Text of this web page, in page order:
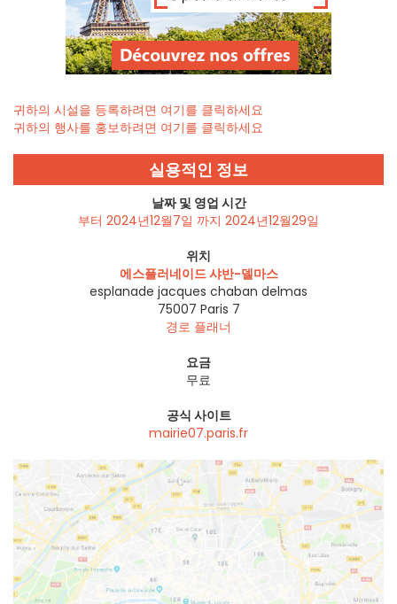
귀하의 시설을 등록하려면 여기를 클릭하세요
귀하의 행사를 홍보하려면 여기를 클릭하세요
실용적인 정보
날짜 및 영업 시간
부터 2024년12월7일 까지 2024년12월29일
위치
에스플러네이드 샤반-델마스
esplanade jacques chaban delmas
75007 Paris 7
경로 플래너
요금
무료
공식 사이트
mairie07.paris.fr